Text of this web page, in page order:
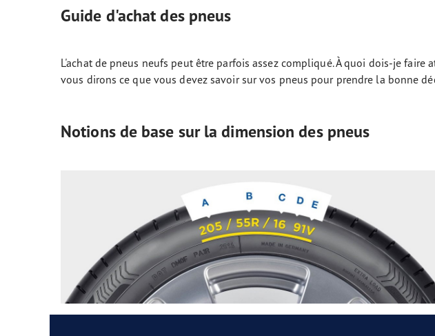
Guide d'achat des pneus
L'achat de pneus neufs peut être parfois assez compliqué. À quoi dois-je
vous dirons ce que vous devez savoir sur vos pneus pour prendre la bonne
Notions de base sur la dimension des pneus